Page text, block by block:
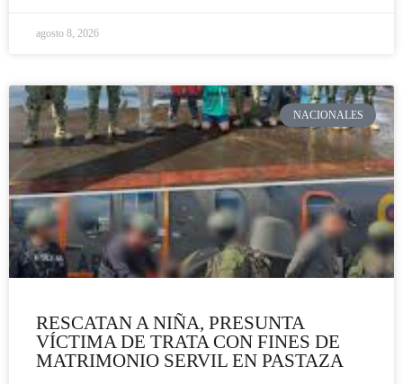
agosto 8, 2026
NACIONALES
RESCATAN A NIÑA, PRESUNTA
VÍCTIMA DE TRATA CON FINES DE
MATRIMONIO SERVIL EN PASTAZA